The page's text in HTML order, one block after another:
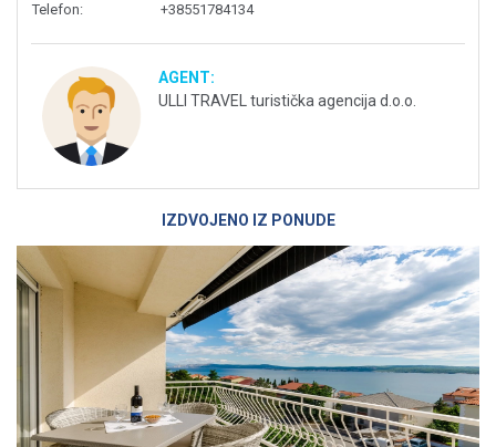
Telefon: +38551784134
AGENT:
ULLI TRAVEL turistička agencija d.o.o.
IZDVOJENO IZ PONUDE